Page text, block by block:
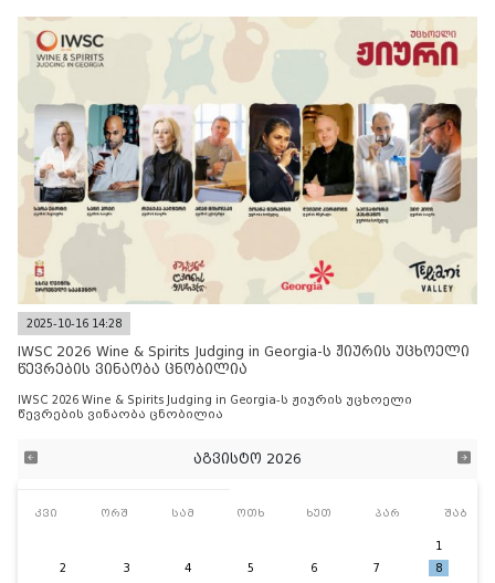
2025-10-16 14:28
IWSC 2026 Wine & Spirits Judging in Georgia-ს ჟიურის უცხოელი
წევრების ვინაობა ცნობილია
IWSC 2026 Wine & Spirits Judging in Georgia-ს ჟიურის უცხოელი
წევრების ვინაობა ცნობილია
აგვისტო 2026
კვი ორშ სამ ოთხ ხუთ პარ შაბ
1
2
3 4 5 6 7
8